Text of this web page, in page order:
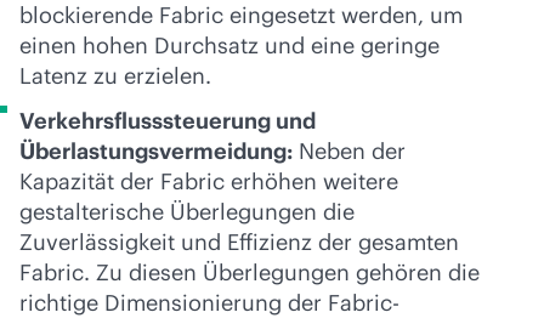
blockierende Fabric eingesetzt werden, um
einen hohen Durchsatz und eine geringe
Latenz zu erzielen.
Verkehrsflusssteuerung und
Überlastungsvermeidung: Neben der
Kapazität der Fabric erhöhen weitere
gestalterische Überlegungen die
Zuverlässigkeit und Effizienz der gesamten
Fabric. Zu diesen Überlegungen gehören die
richtige Dimensionierung der Fabric-